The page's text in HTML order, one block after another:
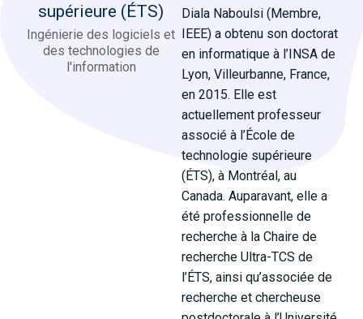
Diala Naboulsi (Membre,
IEEE) a obtenu son doctorat
en informatique à l’INSA de
Lyon, Villeurbanne, France,
en 2015. Elle est
actuellement professeur
associé à l’École de
technologie supérieure
(ÉTS), à Montréal, au
Canada. Auparavant, elle a
été professionnelle de
recherche à la Chaire de
recherche Ultra-TCS de
l’ÉTS, ainsi qu’associée de
recherche et chercheuse
supérieure (ÉTS)
Ingénierie des logiciels et
des technologies de
l'information